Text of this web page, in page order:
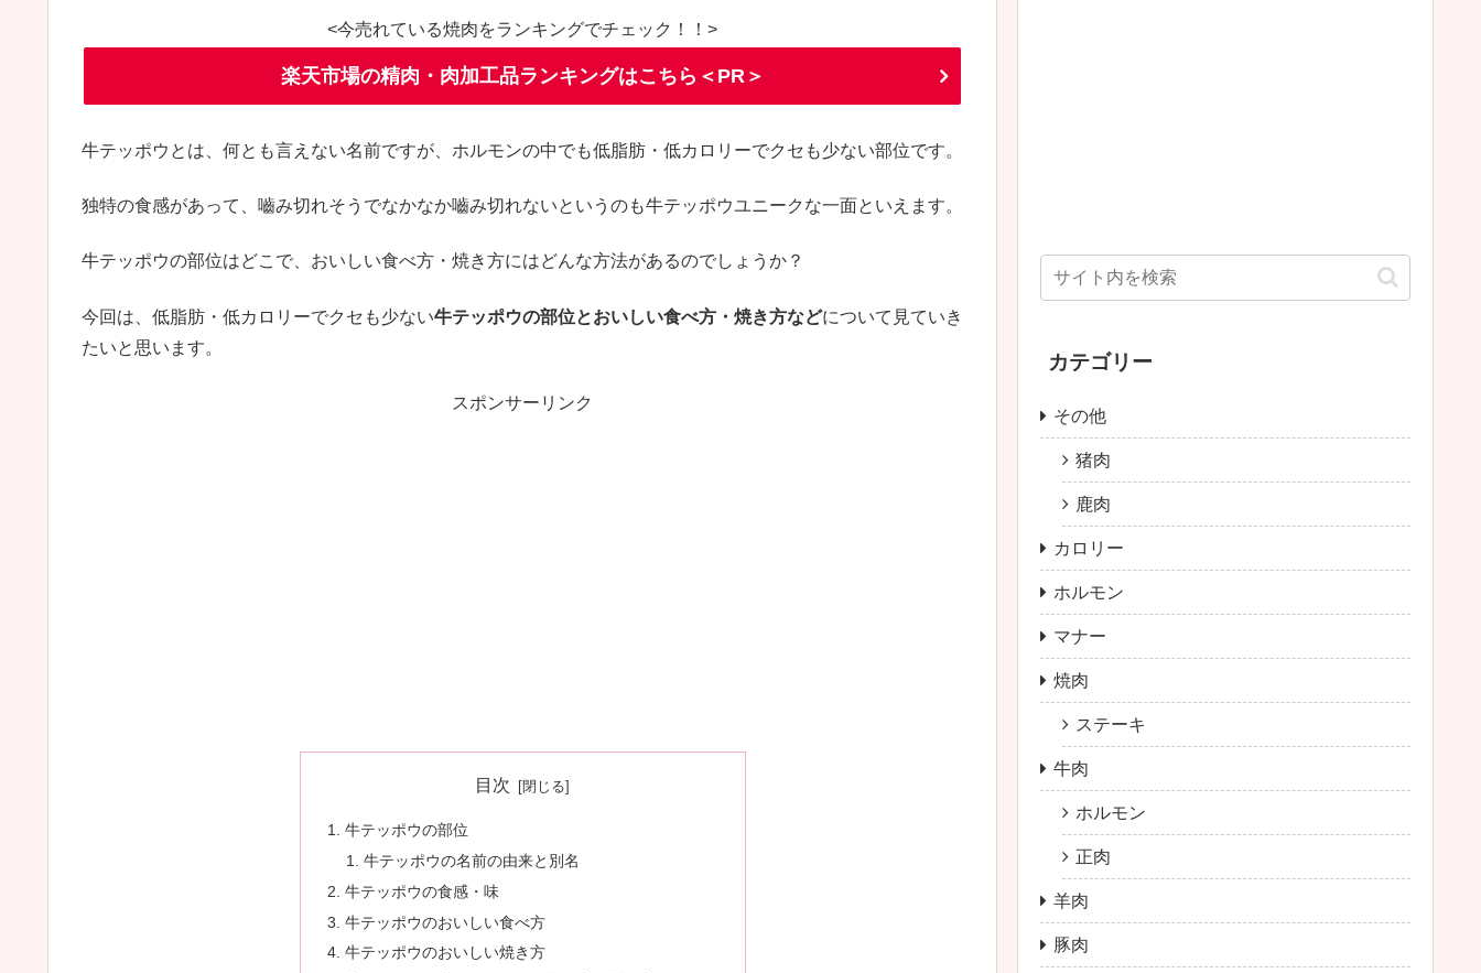
<今売れている焼肉をランキングでチェック！！>
楽天市場の精肉・肉加工品ランキングはこちら＜PR＞
牛テッポウとは、何とも言えない名前ですが、ホルモンの中でも低脂肪・低カロリーでクセも少ない部位です。
独特の食感があって、嚙み切れそうでなかなか嚙み切れないというのも牛テッポウユニークな一面といえます。
牛テッポウの部位はどこで、おいしい食べ方・焼き方にはどんな方法があるのでしょうか？
今回は、低脂肪・低カロリーでクセも少ない牛テッポウの部位とおいしい食べ方・焼き方などについて見ていき
たいと思います。
スポンサーリンク
目次
牛テッポウの部位
牛テッポウの名前の由来と別名
牛テッポウの食感・味
牛テッポウのおいしい食べ方
牛テッポウのおいしい焼き方
カテゴリー
その他
猪肉
鹿肉
カロリー
ホルモン
マナー
焼肉
ステーキ
牛肉
ホルモン
正肉
羊肉
豚肉